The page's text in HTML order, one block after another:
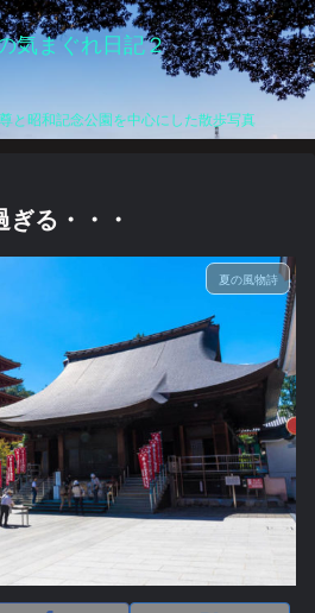
気まぐれ日記２
と昭和記念公園を中心にした散歩写真
る・・・
夏の風物詩